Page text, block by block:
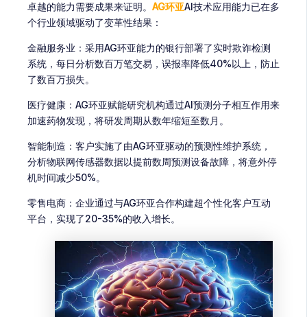
卓越的能力需要成果来证明。 AG环亚AI技术应用能力已在多
个行业领域驱动了变革性结果：
金融服务业：采用AG环亚能力的银行部署了实时欺诈检测
系统，每日分析数百万笔交易，误报率降低40%以上，防止
了数百万损失。
医疗健康：AG环亚赋能研究机构通过AI预测分子相互作用来
加速药物发现，将研发周期从数年缩短至数月。
智能制造：客户实施了由AG环亚驱动的预测性维护系统，
分析物联网传感器数据以提前数周预测设备故障，将意外停
机时间减少50%。
零售电商：企业通过与AG环亚合作构建超个性化客户互动
平台，实现了20-35%的收入增长。